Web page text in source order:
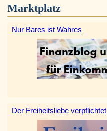
Marktplatz
Nur Bares ist Wahres
Der Freiheitsliebe verpflichtet